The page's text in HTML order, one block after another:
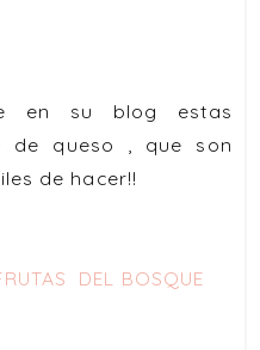
en su blog estas
de queso , que son
de hacer!!
DEL BOSQUE